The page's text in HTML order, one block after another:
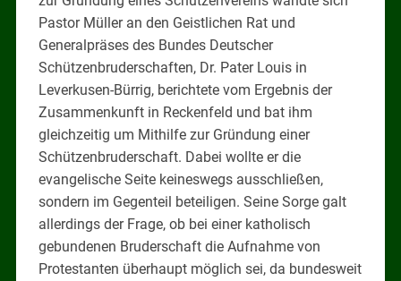
Pastor Müller an den Geistlichen Rat und
Generalpräses des Bundes Deutscher
Schützenbruderschaften, Dr. Pater Louis in
Leverkusen-Bürrig, berichtete vom Ergebnis der
Zusammenkunft in Reckenfeld und bat ihm
gleichzeitig um Mithilfe zur Gründung einer
Schützenbruderschaft. Dabei wollte er die
evangelische Seite keineswegs ausschließen,
sondern im Gegenteil beteiligen. Seine Sorge galt
allerdings der Frage, ob bei einer katholisch
gebundenen Bruderschaft die Aufnahme von
Protestanten überhaupt möglich sei, da bundesweit